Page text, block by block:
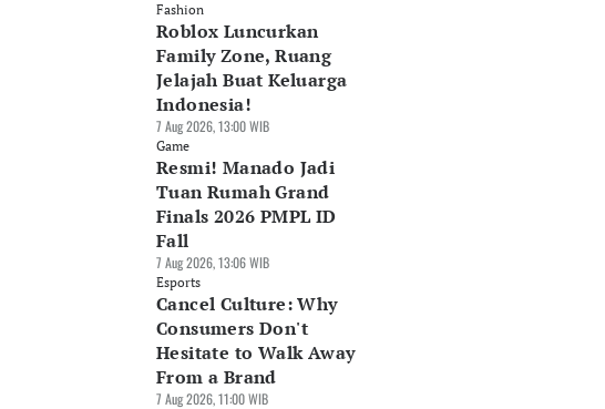
Fashion
Roblox Luncurkan
Family Zone, Ruang
Jelajah Buat Keluarga
Indonesia!
7 Aug 2026, 13:00 WIB
Game
Resmi! Manado Jadi
Tuan Rumah Grand
Finals 2026 PMPL ID
Fall
7 Aug 2026, 13:06 WIB
Esports
Cancel Culture: Why
Consumers Don't
Hesitate to Walk Away
From a Brand
7 Aug 2026, 11:00 WIB